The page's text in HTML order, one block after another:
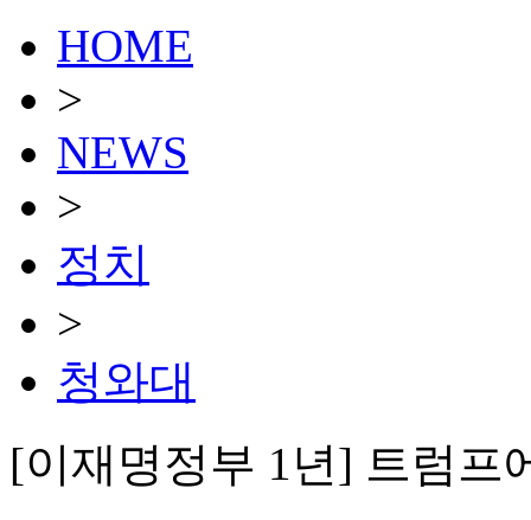
HOME
>
NEWS
>
정치
>
청와대
[이재명정부 1년] 트럼